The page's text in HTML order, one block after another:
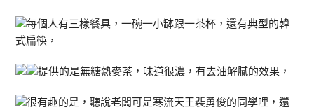
每個人有三樣餐具，一碗一小缽跟一茶杯，還有典型的韓
式扁筷，
提供的是無糖熱麥茶，味道很濃，有去油解膩的效果，
很有趣的是，聽說老闆可是寒流天王裴勇俊的同學哩，還